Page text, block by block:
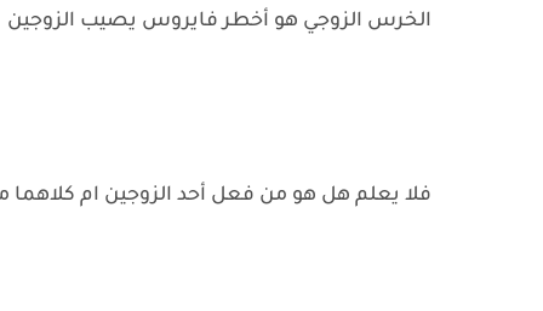
الخرس الزوجي هو أخطر فايروس يصيب الزوجين
فلا يعلم هل هو من فعل أحد الزوجين ام كلاهما